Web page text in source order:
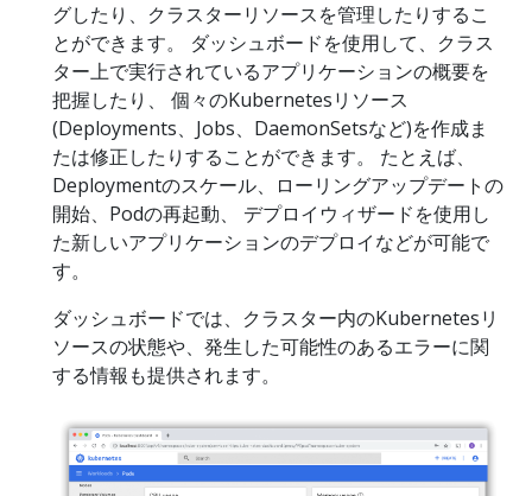
グしたり、クラスターリソースを管理したりするこ
とができます。 ダッシュボードを使用して、クラス
ター上で実行されているアプリケーションの概要を
把握したり、 個々のKubernetesリソース
(Deployments、Jobs、DaemonSetsなど)を作成ま
たは修正したりすることができます。 たとえば、
Deploymentのスケール、ローリングアップデートの
開始、Podの再起動、 デプロイウィザードを使用し
た新しいアプリケーションのデプロイなどが可能で
す。
ダッシュボードでは、クラスター内のKubernetesリ
ソースの状態や、発生した可能性のあるエラーに関
する情報も提供されます。